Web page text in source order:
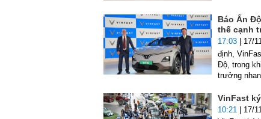
Báo Ấn
thế cạnh
17:03 | 17/
định,
Độ, trong
trưởng
VinFast
10:21 | 17/